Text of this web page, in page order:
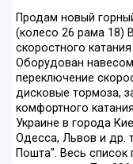
Продам новый
(колесо 26 рама 18)
скоростного
Оборудован
переключение
дисковые тормоза,
комфортного
Украине в города
Одесса, Львов и др.
Пошта". Весь список